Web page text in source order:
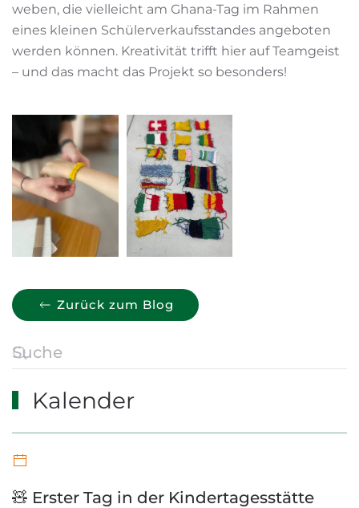
weben, die vielleicht am Ghana-Tag im Rahmen
eines kleinen Schülerverkaufsstandes angeboten
werden können. Kreativität trifft hier auf Teamgeist
– und das macht das Projekt so besonders!
Zurück zum Blog
Kalender
🧸 Erster Tag in der Kindertagesstätte